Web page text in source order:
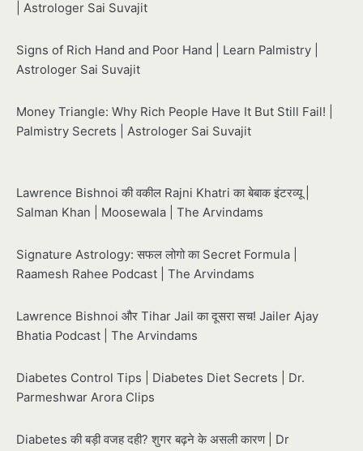
| Astrologer Sai Suvajit
Signs of Rich Hand and Poor Hand | Learn Palmistry |
Astrologer Sai Suvajit
Money Triangle: Why Rich People Have It But Still Fail! |
Palmistry Secrets | Astrologer Sai Suvajit
Lawrence Bishnoi की वकील Rajni Khatri का बेबाक इंटरव्यू |
Salman Khan | Moosewala | The Arvindams
Signature Astrology: सफल लोगो का Secret Formula |
Raamesh Rahee Podcast | The Arvindams
Lawrence Bishnoi और Tihar Jail का दूसरा सच! Jailer Ajay
Bhatia Podcast | The Arvindams
Diabetes Control Tips | Diabetes Diet Secrets | Dr.
Parmeshwar Arora Clips
Diabetes की बड़ी वजह दही? शुगर बढ़ने के असली कारण | Dr